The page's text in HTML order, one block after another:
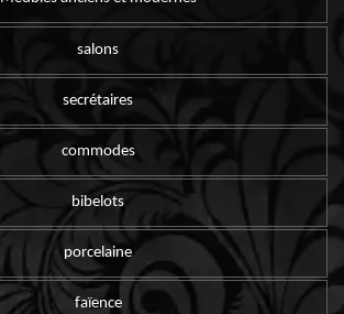
salons
secrétaires
commodes
bibelots
porcelaine
faïence